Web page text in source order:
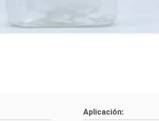
Aplicación: